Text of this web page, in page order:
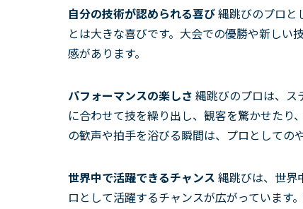
自分の技術が認められる喜び縄跳びのプロと
とは大きな喜びです。大会での優勝や新しい
感があります。
パフォーマンスの楽しさ 縄跳びのプロは、ス
に合わせて技を繰り出し、観客を驚かせたり
の歓声や拍手を浴びる瞬間は、プロとしての
世界中で活躍できるチャンス 縄跳びは、世界
ロとして活躍するチャンスが広がっています